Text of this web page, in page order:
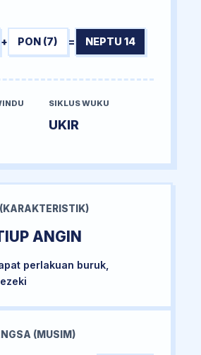
+ PON (7) = NEPTU 14
SIKLUS WUKU
UKIR
ANGIN
perlakuan buruk,
(MUSIM)